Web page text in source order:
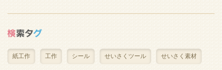
紙工作 工作 シール せいさくツール せいさく素材